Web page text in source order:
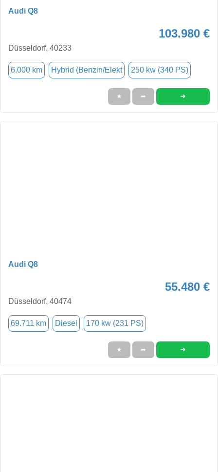
Audi Q8
103.980 €
Düsseldorf, 40233
6.000 km Hybrid (Benzin/Elekt 250 kw (340 PS)
★ ➦ ➜
Audi Q8
55.480 €
Düsseldorf, 40474
69.711 km Diesel 170 kw (231 PS)
★ ➦ ➜